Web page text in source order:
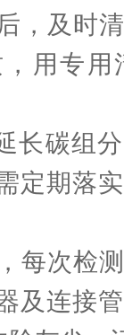
及时清
用专用
碳组分
定期落
次检测
及连接